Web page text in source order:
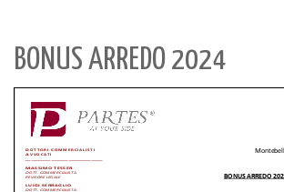
BONUS ARREDO 2024